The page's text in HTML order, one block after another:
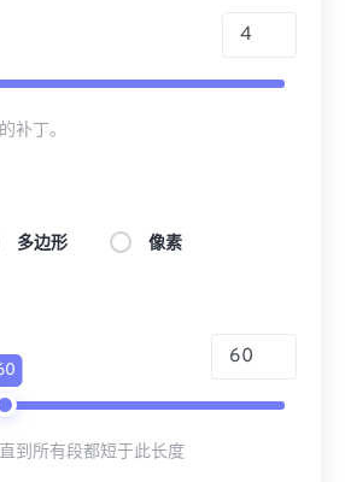
补丁。
多边形 像素
到所有段都短于此长度